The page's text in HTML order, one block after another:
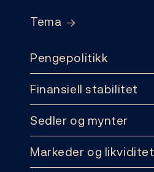
Tema
Pengepolitikk
Finansiell stabilitet
Sedler og mynter
Markeder og likviditet